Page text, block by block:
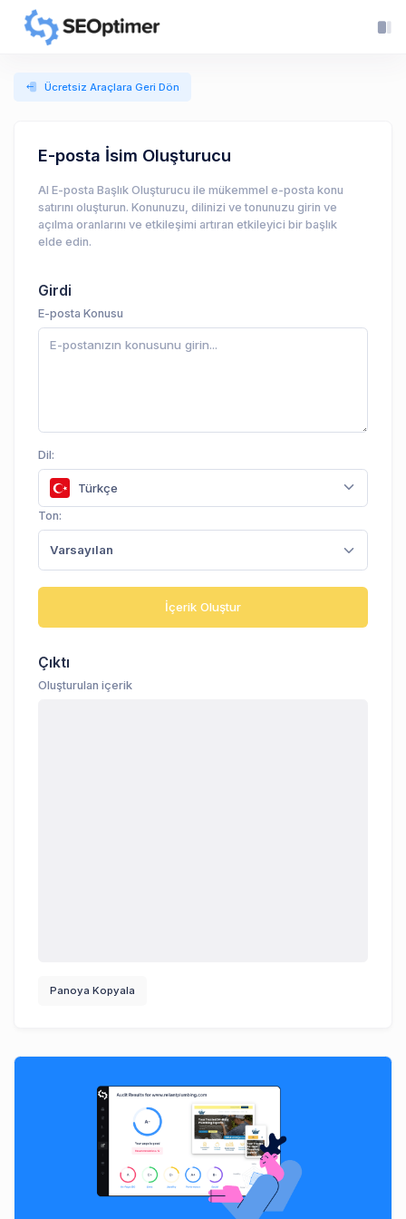
Ücretsiz Araçlara Geri Dön
E-posta İsim Oluşturucu
AI E-posta Başlık Oluşturucu ile mükemmel e-posta konu
satırını oluşturun. Konunuzu, dilinizi ve tonunuzu girin ve
açılma oranlarını ve etkileşimi artıran etkileyici bir başlık
elde edin.
Girdi
E-posta Konusu
Dil:
Türkçe
Ton:
Varsayılan
İçerik Oluştur
Çıktı
Oluşturulan içerik
Panoya Kopyala